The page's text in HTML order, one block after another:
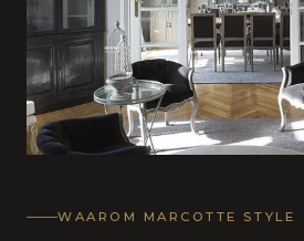
WAAROM MARCOTTE STYLE